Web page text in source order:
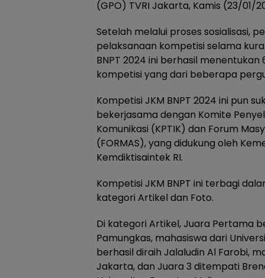
(GPO) TVRI Jakarta, Kamis (23/01/
Setelah melalui proses sosialisasi,
pelaksanaan kompetisi selama
BNPT 2024 ini berhasil
kompetisi yang dari beberapa
Kompetisi JKM BNPT 2024 ini pun
bekerjasama dengan Komite
Komunikasi (KPTIK) dan Forum
(FORMAS), yang didukung oleh
Kemdiktisaintek RI.
Kompetisi JKM BNPT ini terbagi
kategori Artikel dan Foto.
Di kategori Artikel, Juara Pertama
Pamungkas, mahasiswa dari
berhasil diraih Jalaludin Al Farobi,
Jakarta, dan Juara 3 ditempati